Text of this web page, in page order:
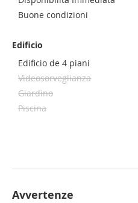
Buone condizioni
Edificio
Edificio de 4 piani
Videosorveglianza
Giardino
Piscina
Avvertenze